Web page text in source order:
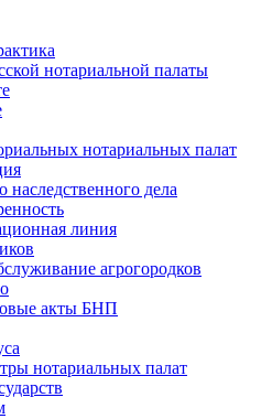
нотариальной палаты
нотариальных палат
наследственного дела
линия
агрогородков
акты БНП
нотариальных палат